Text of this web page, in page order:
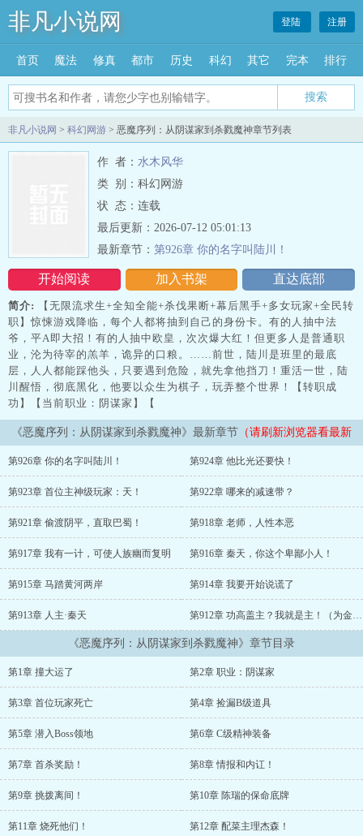
非凡小说网
搜索
登陆 注册
首页 魔法 修真 都市 历史 科幻 其它 完本 排行
非凡小说网 > 科幻网游 > 恶魔序列：从阴谋家到杀戮魔神章节列表
作 者： 水木风华
类 别：科幻网游
状 态：连载
开始阅读 加入书架 直达底部
最后更新：2026-07-12 05:01:13
最新章节： 第926章 你的名字叫陆川！
简介:
【无限流求生+全知全能+杀伐果断+幕后黑手+多女玩家+全民转
职】惊悚游戏降临，每个人都将抽到自己的身份卡。有的人抽中法
爷，平A即大招！有的人抽中欧皇，次次爆大红！但更多人是普通职
业，沦为待宰的羔羊，诡异的口粮。……前世，陆川是班里的最底
层，人人都能踩他头，只要遇到危险，就先拿他挡刀！重活一世，陆
川醒悟，彻底黑化，他要以众生为棋子，玩弄整个世界！【转职成
功】【当前职业：阴谋家】【
《恶魔序列：从阴谋家到杀戮魔神》最新章节 （请刷新浏览器看最新
章节）
第926章 你的名字叫陆川！ 第924章 他比光还要快！
第923章 首位主神级玩家：天！ 第922章 哪来的减速带？
第921章 偷渡阴平，直取巴蜀！ 第918章 老师，人性本恶
第917章 我有一计，可使人族幽而复明 第916章 秦天，你这个卑鄙小人！
第915章 马踏黄河两岸 第914章 我要开始说谎了
第913章 人主·秦天 第912章 功高盖主？我就是主！（为金＜＞子加更！）
《恶魔序列：从阴谋家到杀戮魔神》章节目录
第1章 撞大运了 第2章 职业：阴谋家
第3章 首位玩家死亡 第4章 捡漏B级道具
第5章 潜入Boss领地 第6章 C级精神装备
第7章 首杀奖励！ 第8章 情报和内讧！
第9章 挑拨离间！ 第10章 陈瑞的保命底牌
第11章 烧死他们！ 第12章 配菜主理杰森！